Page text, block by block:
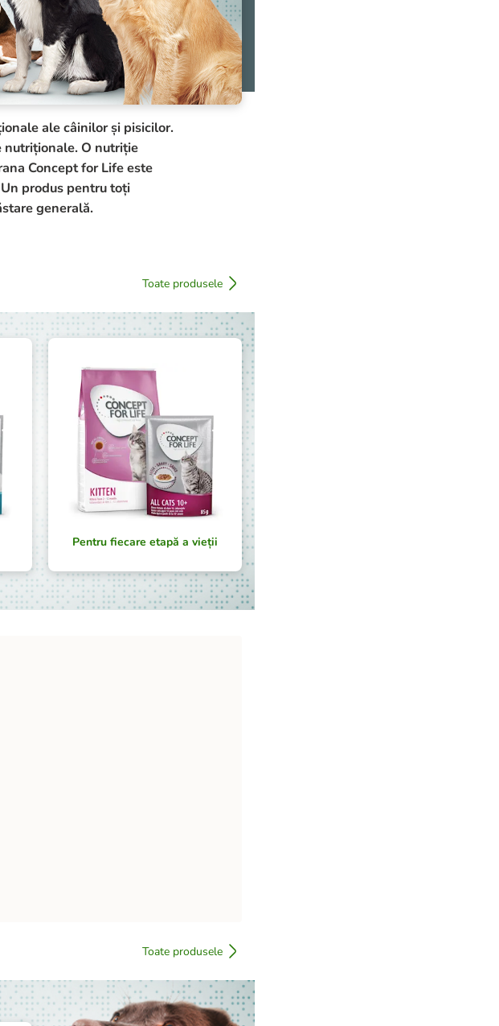
ale câinilor și pisicilor.
nutriționale. O nutriție
Concept for Life este
produs pentru toți
generală.
Toate produsele
Pentru fiecare etapă a vieții
Toate produsele